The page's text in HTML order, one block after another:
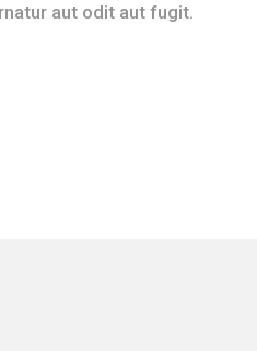
aut odit aut fugit.